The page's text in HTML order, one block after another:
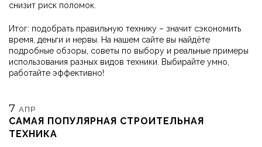
снизит риск поломок.
Итог: подобрать правильную технику – значит сэкономить
время, деньги и нервы. На нашем сайте вы найдёте
подробные обзоры, советы по выбору и реальные примеры
использования разных видов техники. Выбирайте умно,
работайте эффективно!
7 АПР
САМАЯ ПОПУЛЯРНАЯ СТРОИТЕЛЬНАЯ
ТЕХНИКА